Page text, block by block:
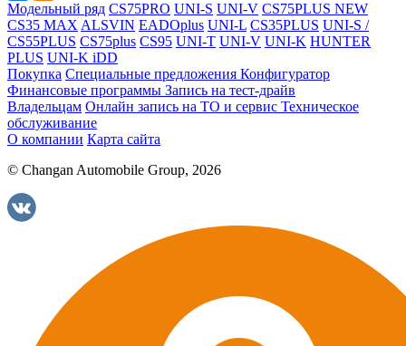
Модельный ряд CS75PRO UNI-S UNI-V CS75PLUS NEW
CS35 MAX ALSVIN EADOplus UNI-L CS35PLUS UNI-S /
CS55PLUS CS75plus CS95 UNI-T UNI-V UNI-K HUNTER
PLUS UNI-K iDD
Покупка Специальные предложения Конфигуратор
Финансовые программы Запись на тест-драйв
Владельцам Онлайн запись на ТО и сервис Техническое
обслуживание
О компании Карта сайта
© Changan Automobile Group, 2026